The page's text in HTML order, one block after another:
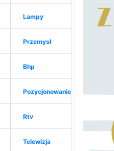
Lampy
Przemysł
Bhp
Pozycjonowanie
Rtv
Telewizja